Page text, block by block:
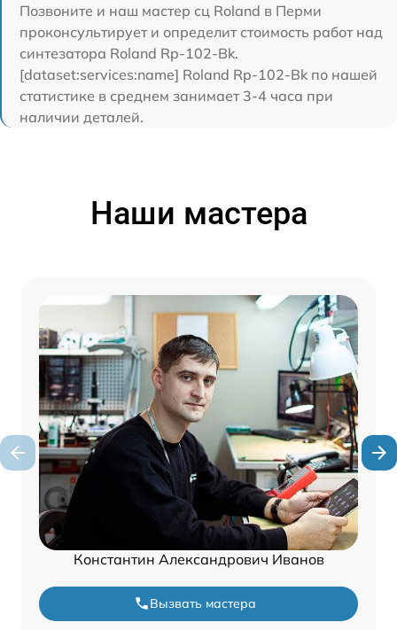
Позвоните и наш мастер сц Roland в Перми
проконсультирует и определит стоимость работ над
синтезатора Roland Rp-102-Bk.
[dataset:services:name] Roland Rp-102-Bk по нашей
статистике в среднем занимает 3-4 часа при
наличии деталей.
Наши мастера
Константин Александрович Иванов
Вызвать мастера